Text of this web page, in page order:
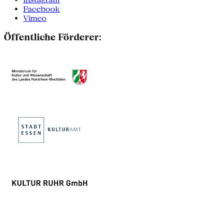
Facebook
Vimeo
Öffentliche Förderer: